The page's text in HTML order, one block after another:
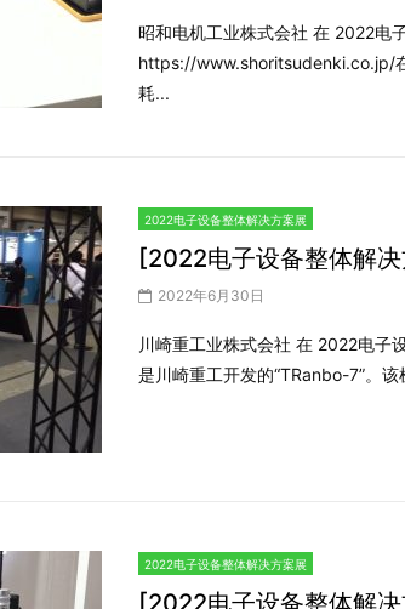
昭和电机工业株式会社 在 2022电
https://www.shoritsudenki.co.jp/
耗...
2022电子设备整体解决方案展
[2022电子设备整体解
2022年6月30日
川崎重工业株式会社 在 2022电
是川崎重工开发的“TRanbo-7”。
2022电子设备整体解决方案展
[2022电子设备整体解